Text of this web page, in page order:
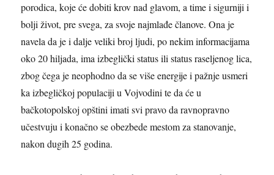
porodica, kojeće dobitikrov nad glavom, a time i sigurniji i
bolji život, pre svega, za svoje najmlađe članove. Onaje
naveladaje idalje veliki broj ljudi, po nekim informacijama
oko 20 hiljada, ima izbeglički status ili status raseljenog lica,
zbog čega je neophodno da se više energije i pažnje usmeri
ka izbegličkoj populaciji u Vojvodinite da će u
bačkotopolskoj opštini imati svi pravo da ravnopravno
učestvuju i konačno se obezbede mestom za stanovanje,
nakon dugih 25 godina.